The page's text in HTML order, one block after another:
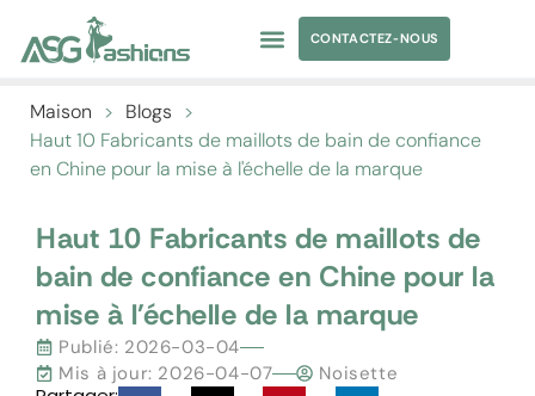
CONTACTEZ-NOUS
Maison > Blogs >
Haut 10 Fabricants de maillots de bain de confiance
en Chine pour la mise à l'échelle de la marque
Haut 10 Fabricants de maillots de
bain de confiance en Chine pour la
mise à l'échelle de la marque
Publié: 2026-03-04
Mis à jour: 2026-04-07
Noisette